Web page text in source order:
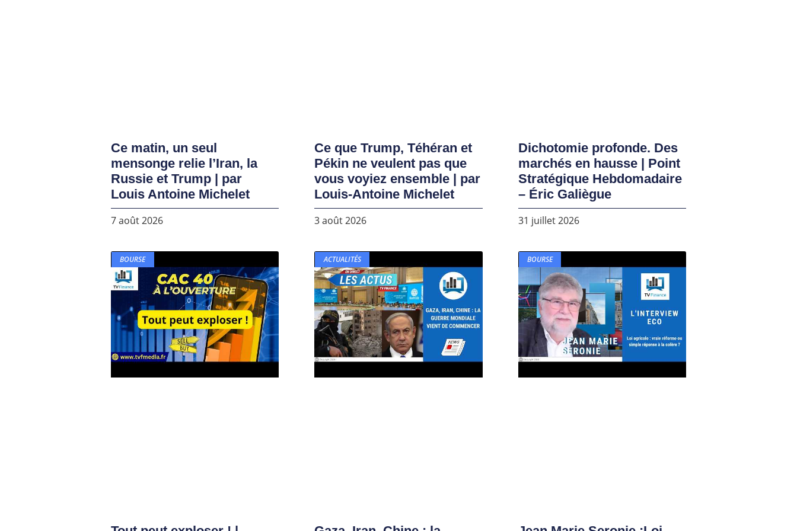
Ce matin, un seul
mensonge relie l’Iran, la
Russie et Trump | par
Louis Antoine Michelet
7 août 2026
Ce que Trump, Téhéran et
Pékin ne veulent pas que
vous voyiez ensemble | par
Louis-Antoine Michelet
3 août 2026
Dichotomie profonde. Des
marchés en hausse | Point
Stratégique Hebdomadaire
– Éric Galiègue
31 juillet 2026
BOURSE ACTUALITÉS BOURSE